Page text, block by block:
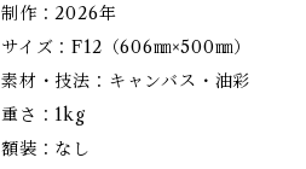
制作：2026年
サイズ：F12（606㎜×500㎜）
素材・技法：キャンバス・油彩
重さ：1kg
額装：なし